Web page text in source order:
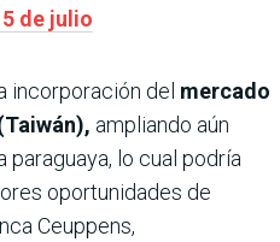
de julio
incorporación del mercado
ampliando aún
lo cual podría
oportunidades de
Ceuppens,